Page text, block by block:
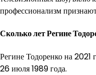
профессионализм
Сколько лет Регине
Регине Тодоренко на 2021
26 июля 1989 года.